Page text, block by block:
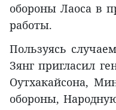
обороны Лаоса в
работы.
Пользуясь
Зянг пригласил
Оутхакайсона,
обороны,